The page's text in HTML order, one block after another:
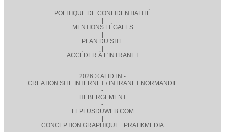
POLITIQUE DE CONFIDENTIALITÉ
MENTIONS LÉGALES
PLAN DU SITE
ACCÉDER À L'INTRANET
2026 © AFIDTN -
CREATION SITE INTERNET / INTRANET NORMANDIE
-
HEBERGEMENT
-
LEPLUSDUWEB.COM
CONCEPTION GRAPHIQUE : PRATIKMEDIA